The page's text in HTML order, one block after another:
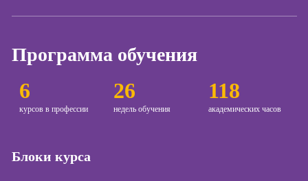
сайтов на Tilda
Курсы
6
курсов в профессии
26
недель обучения
118
академических часов
Программа обучения
Блоки курса